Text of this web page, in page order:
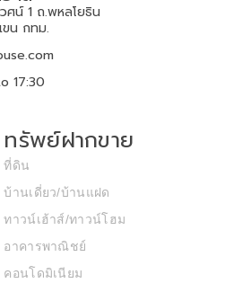
ศน์ 1 ถ.พหลโยธิน
ขน กทม.
17:30
ทรัพย์ฝากขาย
ที่ดิน
บ้านเดี่ยว/บ้านแฝด
ทาวน์เฮ้าส์/ทาวน์โฮม
อาคารพาณิชย์
คอนโดมิเนียม